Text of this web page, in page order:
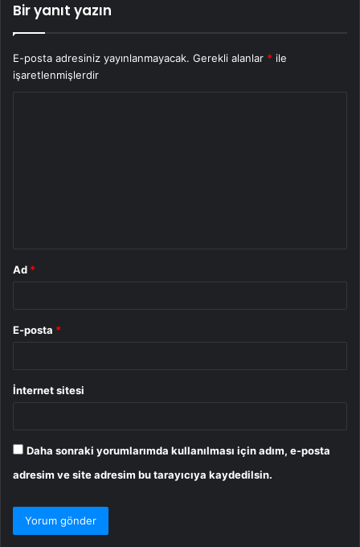
Bir yanıt yazın
E-posta adresiniz yayınlanmayacak. Gerekli alanlar * ile
işaretlenmişlerdir
Ad *
E-posta *
İnternet sitesi
Daha sonraki yorumlarımda kullanılması için adım, e-posta
adresim ve site adresim bu tarayıcıya kaydedilsin.